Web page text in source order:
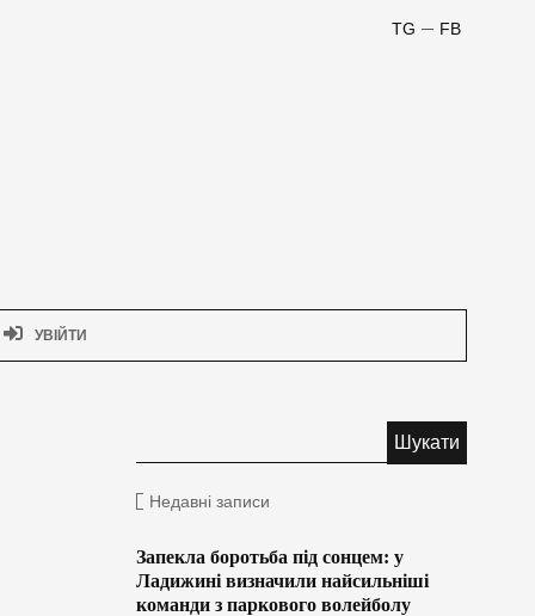
FB
TG
УВІЙТИ
Недавні записи
Запекла боротьба під сонцем: у
Ладижині визначили найсильніші
команди з паркового волейболу